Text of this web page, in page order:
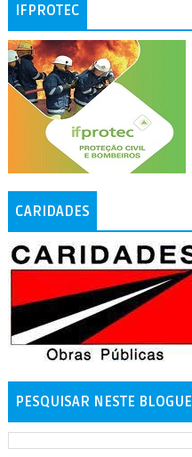
IFPROTEC
CARIDADES
PESQUISAR NESTE BLOGUE